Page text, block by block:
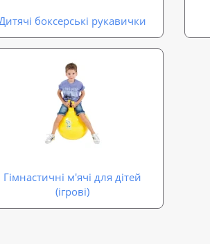
боксерські рукавички
Гімнастичні м'ячі для дітей
(ігрові)